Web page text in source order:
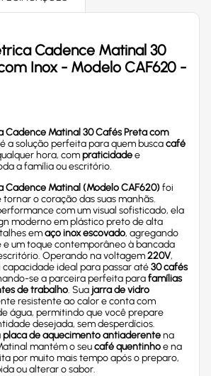
Cadence Matinal 30
Inox - Modelo CAF620 -
Cadence Matinal 30 Cafés Preta com
é a solução perfeita para quem buscacafé
hora, compraticidadee
a família ou escritório.
Cadence Matinal (Modelo CAF620)foi
o coração das suas manhãs.
com um visual sofisticado, ela
moderno em plástico preto de alta
emaço inox escovado, agregando
e um toque contemporâneo à bancada
Operando na voltagem220V,
capacidade ideal para passar até30 cafés
se a parceira perfeita parafamílias
de trabalho. Sua jarra de vidro
resistente ao calor e conta com
água, permitindo que você prepare
desejada, sem desperdícios.
placa de aquecimento antiaderentena
mantém o seucafé quentinhoe na
por muito mais tempo após o preparo,
ou alterar o sabor.